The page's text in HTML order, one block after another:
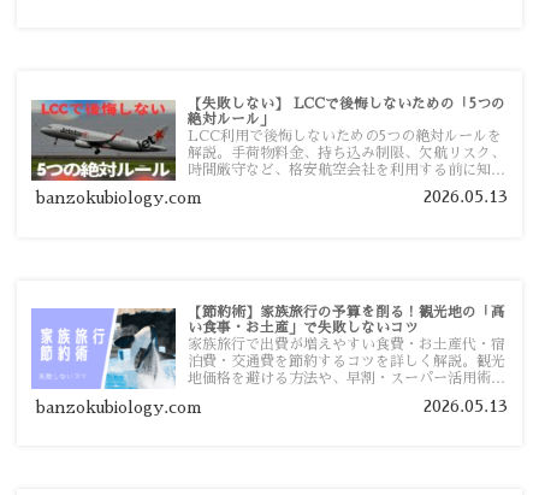
【失敗しない】 LCCで後悔しないための「5つの
絶対ルール」
LCC利用で後悔しないための5つの絶対ルールを
解説。手荷物料金、持ち込み制限、欠航リスク、
時間厳守など、格安航空会社を利用する前に知っ
す。
banzokubiology.com 2026.05.13
【節約術】家族旅行の予算を削る！観光地の「高
い食事・お土産」で失敗しないコツ
家族旅行で出費が増えやすい食費・お土産代・宿
泊費・交通費を節約するコツを詳しく解説。観光
地価格を避ける方法や、早割・スーパー活用術、
banzokubiology.com 2026.05.13